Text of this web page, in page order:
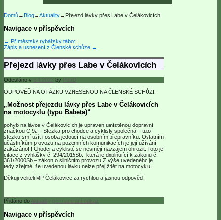
Domů→ Blog→Aktuality→ Přejezd lávky přes Labe v Čelákovicích
Navigace v příspěvcích
← Příměstský rybářský tábor
Zápis a usnesení z Členské schůze →
Přejezd lávky přes Labe v Čelákovicích
Odesláno v 6.4.2023 by PetrD
ODPOVĚĎ NA OTÁZKU VZNESENOU NA ČLENSKÉ SCHŮZI.
„Možnost přejezdu lávky přes Labe v Čelákovicích
na motocyklu (typu Babeta)“
pohyb na lávce v Čelákovicích je upraven umístěnou dopravní
značkou C 9a – Stezka pro chodce a cyklisty společná – tuto
stezku smí užít i osoba jedoucí na osobním přepravníku. Ostatním
učástníkům provozu na pozemních komunikacích je její užívání
zakázáno!!! Chodci a cyklisté se nesmějí navzájem ohrozit. Toto je
citace z vyhlášky č. 294/2015Sb., která je doplňující k zákonu č.
361/2000Sb – zákon o silničním provozu.Z výše uvedeného je
tedy zřejmé, že uvedenou lávku nelze přejíždět na motocyklu.
Děkuji veliteli MP Čelákovice za rychlou a jasnou odpověď.
Přidáno do Aktuality permanentní odkaz
Navigace v příspěvcích